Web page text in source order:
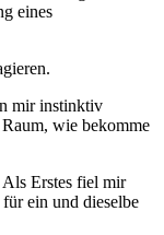
eines
mir instinktiv
wie bekomme
Erstes fiel mir
ein und dieselbe